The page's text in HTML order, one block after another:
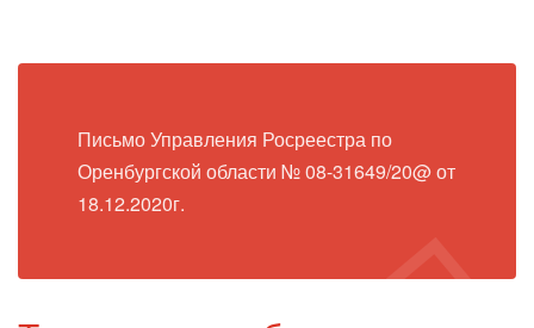
Письмо Управления Росреестра по
Оренбургской области № 08-31649/20@ от
18.12.2020г.